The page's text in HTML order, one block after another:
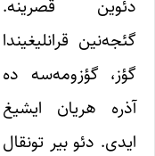
دئوین قصرینه.
‌گئجه‌نین قرانلیغیندا
گؤز، گؤزومه‌سه ده
آذره ‌هریان ایشیغ
ایدی. دئو بیر تونقال